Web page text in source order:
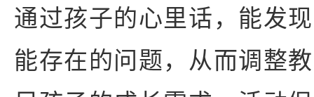
通过孩子的心里话，能发
能存在的问题，从而调整